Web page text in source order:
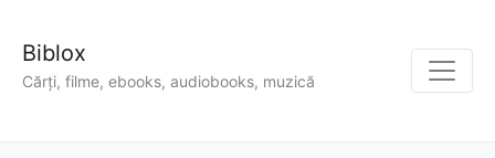
Biblox
Cărți, filme, ebooks, audiobooks, muzică